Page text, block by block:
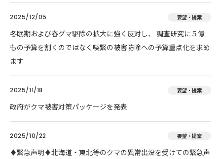
2025/12/05 要望・提案
冬眠期および春グマ駆除の拡大に強く反対し、 調査研究に５億
もの予算を割くのではなく喫緊の被害防除への予算重点化を求め
ます
2025/11/18 要望・提案
政府がクマ被害対策パッケージを発表
2025/10/22 要望・提案
♦️緊急声明♦️北海道・東北等のクマの異常出没を受けての緊急声